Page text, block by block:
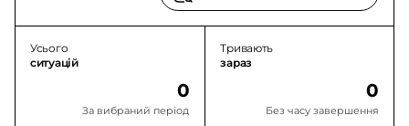
Усього
ситуацій
0
За вибраний період
Тривають
зараз
0
Без часу завершення